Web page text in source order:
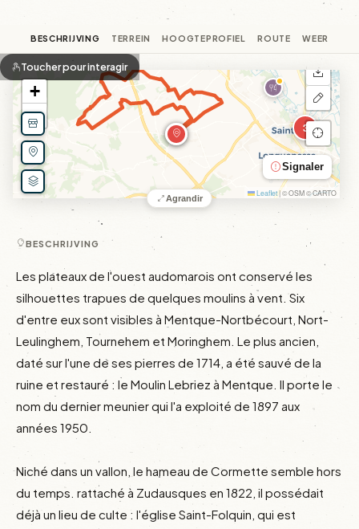
BESCHRIJVING TERREIN HOOGTEPROFIEL ROUTE WEER
3
+
−
Signaler
Leaflet|© OSM © CARTO
Toucher pour interagir
Agrandir
BESCHRIJVING
Les plateaux de l'ouest audomarois ont conservé les
silhouettes trapues de quelques moulins à vent. Six
d'entre eux sont visibles à Mentque-Nortbécourt, Nort-
Leulinghem, Tournehem et Moringhem. Le plus ancien,
daté sur l'une de ses pierres de 1714, a été sauvé de la
ruine et restauré : le Moulin Lebriez à Mentque. Il porte le
nom du dernier meunier qui l'a exploité de 1897 aux
années 1950.
Niché dans un vallon, le hameau de Cormette semble hors
du temps. rattaché à Zudausques en 1822, il possédait
déjà un lieu de culte : l'église Saint-Folquin, qui est